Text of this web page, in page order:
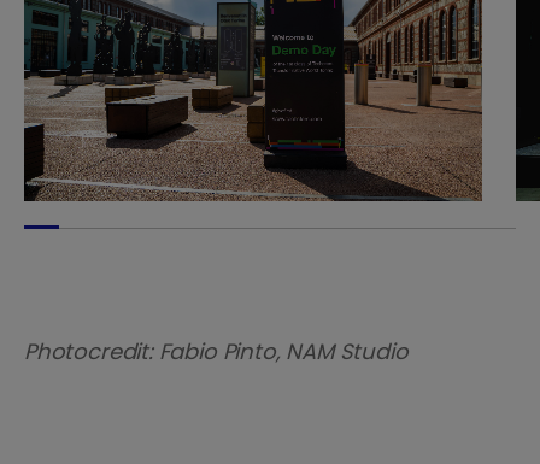
Photocredit: Fabio Pinto, NAM Studio